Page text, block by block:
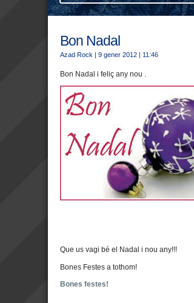
Bon Nadal
Azad Rock | 9 gener 2012 | 11:46
Bon Nadal i feliç any nou .
Que us vagi bé el Nadal i nou any!!!
Bones Festes a tothom!
Bones festes!